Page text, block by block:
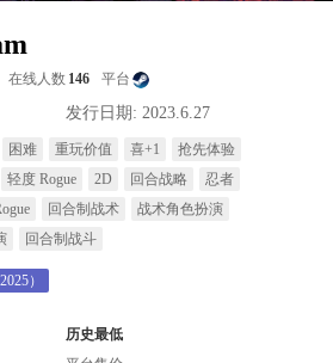
在线人数 146 平台
发行日期: 2023.6.27
困难 重玩价值 喜+1
抢先体验
轻度 Rogue 2D 回合战略
忍者
回合制战术
战术角色扮演
回合制战斗
）
历史最低